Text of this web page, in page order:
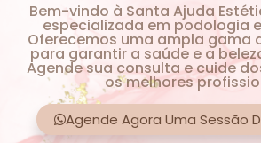
Bem-vindo à Santa Ajuda
especializada em podologia
Oferecemos uma ampla gama
para garantir a saúde e a
Agende sua consulta e cuide
os melhores
Agende Agora Uma Sessão